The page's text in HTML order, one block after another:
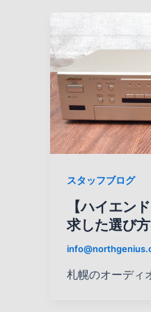
スタッフブログ
【ハイエン
求した選び方
札幌のオーデ